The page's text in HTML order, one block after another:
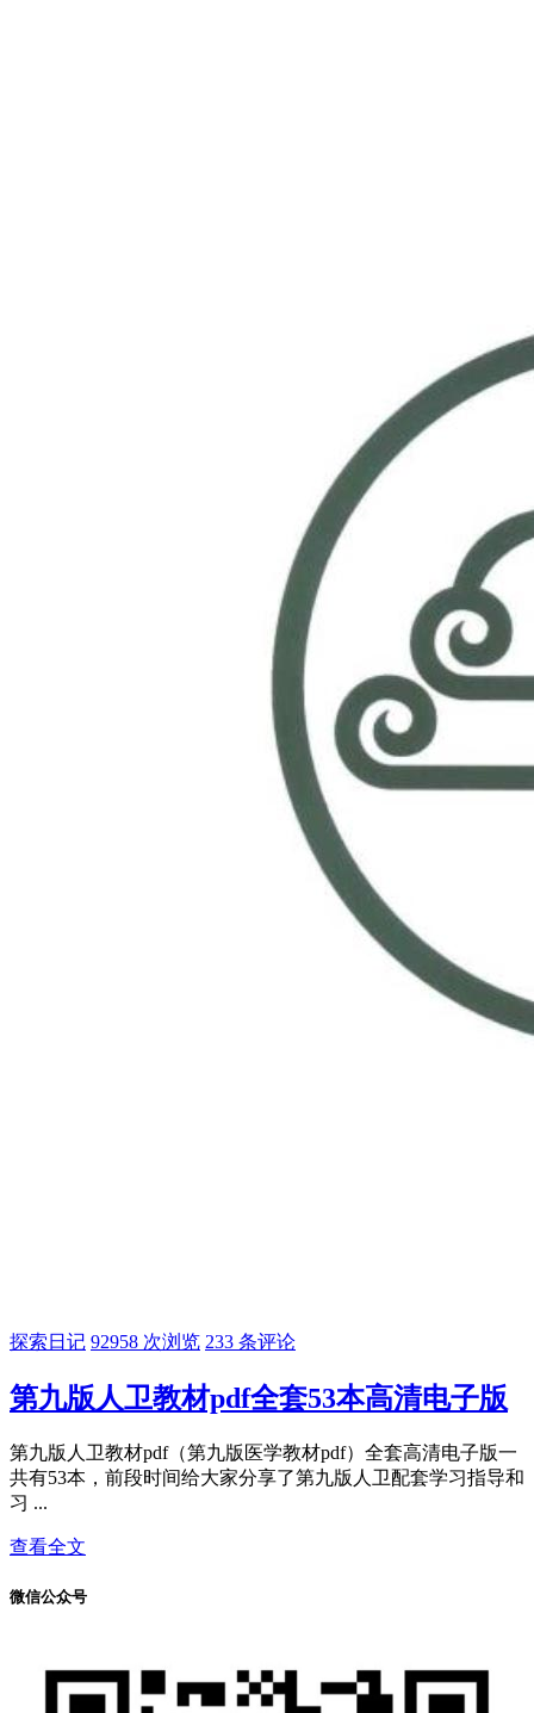
探索日记 92958 次浏览 233 条评论
第九版人卫教材pdf全套53本高清电子版
第九版人卫教材pdf（第九版医学教材pdf）全套高清电子版一
共有53本，前段时间给大家分享了第九版人卫配套学习指导和
习 ...
查看全文
微信公众号